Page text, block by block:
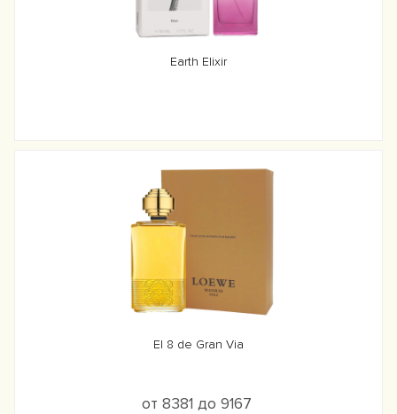
Earth Elixir
El 8 de Gran Via
от 8381 до 9167